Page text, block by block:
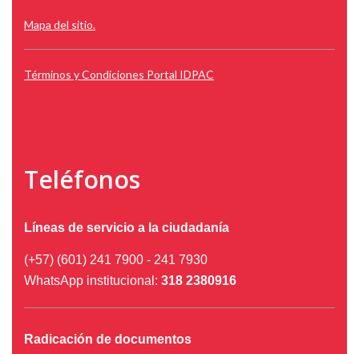
Mapa del sitio.
Términos y Condiciones Portal IDPAC
Teléfonos
Líneas de servicio a la ciudadanía
(+57) (601) 241 7900 - 241 7930
WhatsApp institucional: 318 2380916
Radicación de documentos